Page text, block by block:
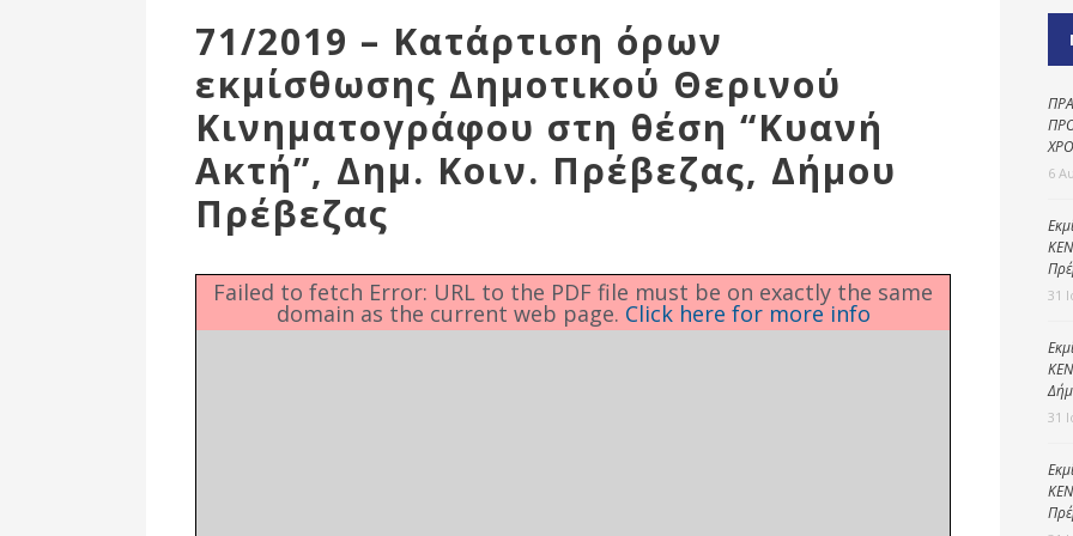
Δημοτικές
Ενότητες
Παιδικοί σταθμοί
71/2019 – Κατάρτιση όρων
εκμίσθωσης Δημοτικού Θερινού
Κινηματογράφου στη θέση “Κυανή
Ακτή”, Δημ. Κοιν. Πρέβεζας, Δήμου
Πρέβεζας
Failed to fetch Error: URL to the PDF file must be on exactly the same
domain as the current web page. Click here for more info
6
31
31